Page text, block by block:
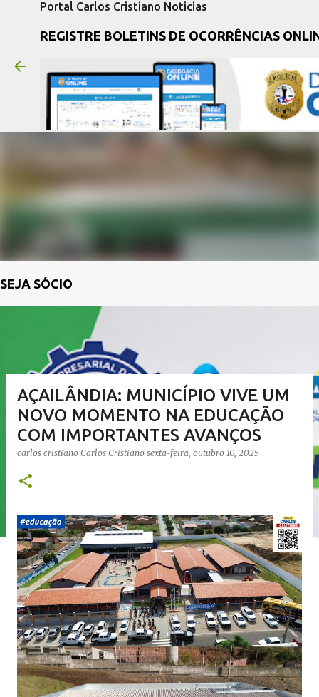
Portal Carlos Cristiano Noticias
REGISTRE BOLETINS DE OCORRÊNCIAS
SEJA SÓCIO
AÇAILÂNDIA: MUNICÍPIO VIVE UM
NOVO MOMENTO NA EDUCAÇÃO
COM IMPORTANTES AVANÇOS
carlos cristiano Carlos Cristiano sexta-feira, outubro 10, 2025